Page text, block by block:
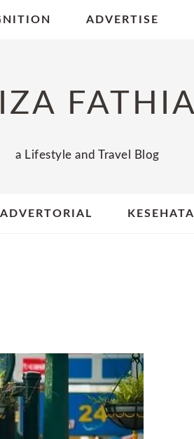
ADVERTISE
FATHIA
a Lifestyle and Travel Blog
ADVERTORIAL